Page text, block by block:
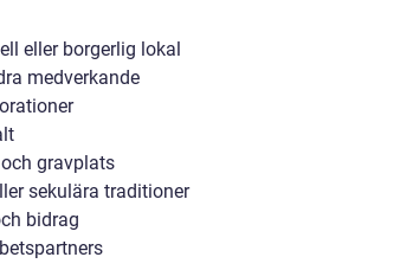
eller borgerlig lokal
medverkande
gravplats
sekulära traditioner
bidrag